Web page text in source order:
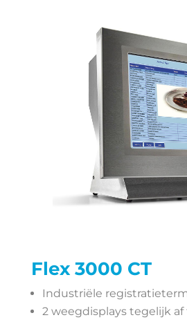
Flex 3000 CT
Industriële
2 weegdisplays tegelijk af